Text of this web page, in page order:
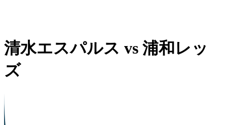
清水エスパルス vs 浦和レッ
ズ